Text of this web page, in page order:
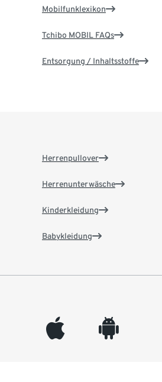
Mobilfunklexikon
Tchibo MOBIL FAQs
Entsorgung / Inhaltsstoffe
Herrenpullover
Herrenunterwäsche
Kinderkleidung
Babykleidung
appleinc android